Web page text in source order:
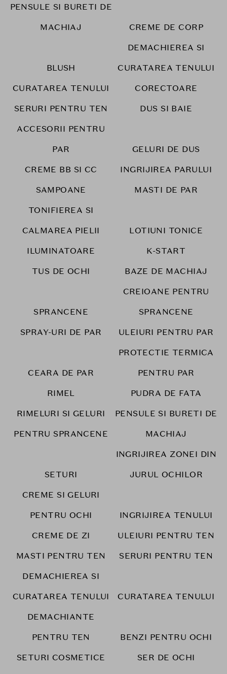
PENSULE SI BURETI DE
MACHIAJ
CREME DE CORP
BLUSH
DEMACHIEREA SI
CURATAREA TENULUI
CURATAREA TENULUI
CORECTOARE
SERURI PENTRU TEN
DUS SI BAIE
ACCESORII PENTRU
PAR
GELURI DE DUS
CREME BB SI CC
INGRIJIREA PARULUI
SAMPOANE
MASTI DE PAR
TONIFIEREA SI
CALMAREA PIELII
LOTIUNI TONICE
ILUMINATOARE
K-START
TUS DE OCHI
BAZE DE MACHIAJ
SPRANCENE
CREIOANE PENTRU
SPRANCENE
SPRAY-URI DE PAR
ULEIURI PENTRU PAR
CEARA DE PAR
PROTECTIE TERMICA
PENTRU PAR
RIMEL
PUDRA DE FATA
RIMELURI SI GELURI
PENTRU SPRANCENE
PENSULE SI BURETI DE
MACHIAJ
SETURI
INGRIJIREA ZONEI DIN
JURUL OCHILOR
CREME SI GELURI
PENTRU OCHI
INGRIJIREA TENULUI
CREME DE ZI
ULEIURI PENTRU TEN
MASTI PENTRU TEN
SERURI PENTRU TEN
DEMACHIEREA SI
CURATAREA TENULUI
CURATAREA TENULUI
DEMACHIANTE
PENTRU TEN
BENZI PENTRU OCHI
SETURI COSMETICE
SER DE OCHI